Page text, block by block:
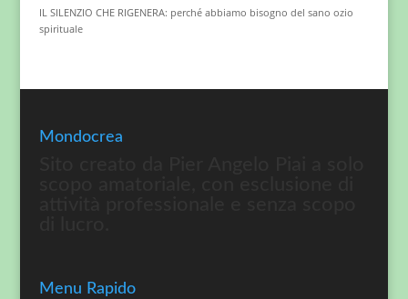
IL SILENZIO CHE RIGENERA: perché abbiamo bisogno del sano ozio
spirituale
Mondocrea
Menu Rapido